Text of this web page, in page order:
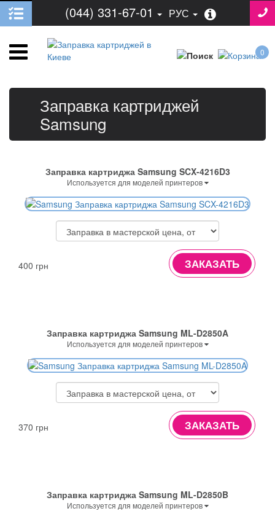
(044) 331-67-01 РУС
0
Заправка картриджей
Samsung
Заправка картриджа Samsung SCX-4216D3
Используется для моделей принтеров
400 грн ЗАКАЗАТЬ
Заправка картриджа Samsung ML-D2850A
Используется для моделей принтеров
370 грн ЗАКАЗАТЬ
Заправка картриджа Samsung ML-D2850B
Используется для моделей принтеров